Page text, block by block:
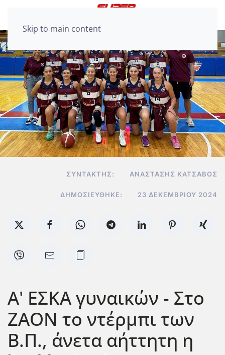
Skip to main content
ΣΥΝΤΆΚΤΗΣ: ΑΝΑΣΤΆΣΗΣ ΚΑΤΣΑΒΌΣ
ΔΗΜΟΣΙΕΎΘΗΚΕ: 23 ΔΕΚΕΜΒΡΊΟΥ 2024
Α' ΕΣΚΑ γυναικών - Στο
ΖΑΟΝ το ντέρμπι των
Β.Π., άνετα αήττητη η